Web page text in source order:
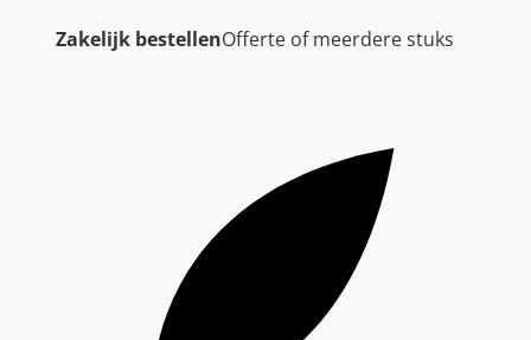
Zakelijk bestellenOfferte of meerdere stuks